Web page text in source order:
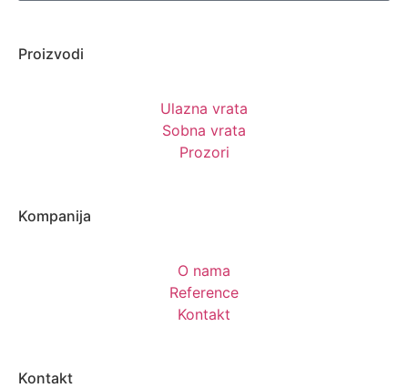
Proizvodi
Ulazna vrata
Sobna vrata
Prozori
Kompanija
O nama
Reference
Kontakt
Kontakt